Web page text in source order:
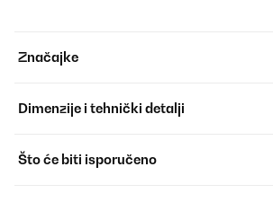
Značajke
Dimenzije i tehnički detalji
Što će biti isporučeno